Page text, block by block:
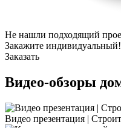
Не нашли подходящий
Закажите индивидуальный!
Заказать
Видео-обзоры
Видео презентация |